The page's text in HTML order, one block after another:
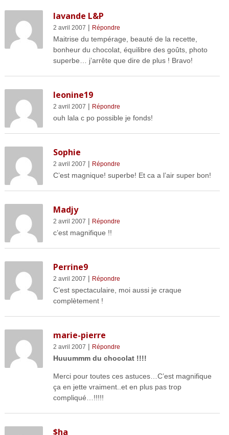
lavande L&P
2 avril 2007 | Répondre
Maitrise du tempérage, beauté de la recette,
bonheur du chocolat, équilibre des goûts, photo
superbe… j’arrête que dire de plus ! Bravo!
leonine19
2 avril 2007 | Répondre
ouh lala c po possible je fonds!
Sophie
2 avril 2007 | Répondre
C’est magnique! superbe! Et ca a l’air super bon!
Madjy
2 avril 2007 | Répondre
c’est magnifique !!
Perrine9
2 avril 2007 | Répondre
C’est spectaculaire, moi aussi je craque
complètement !
marie-pierre
2 avril 2007 | Répondre
Huuummm du chocolat !!!!
Merci pour toutes ces astuces…C’est magnifique
ça en jette vraiment..et en plus pas trop
compliqué…!!!!!
$ha